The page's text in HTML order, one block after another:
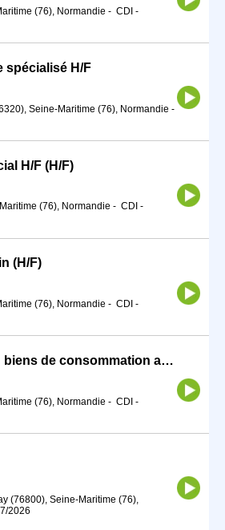
(76), Normandie - CDI -
spécialisé H/F
Seine-Maritime (76), Normandie -
H/F (H/F)
(76), Normandie - CDI -
(H/F)
(76), Normandie - CDI -
Commercial(e) en biens de consommation auprès des entreprises (H/F)
(76), Normandie - CDI -
(76800), Seine-Maritime (76),
2026